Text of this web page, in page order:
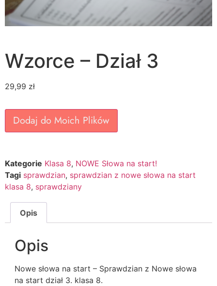
Wzorce – Dział 3
29,99 zł
Dodaj do Moich Plików
Kategorie Klasa 8, NOWE Słowa na start!
Tagi sprawdzian, sprawdzian z nowe słowa na start
klasa 8, sprawdziany
Opis
Opis
Nowe słowa na start – Sprawdzian z Nowe słowa
na start dział 3. klasa 8.